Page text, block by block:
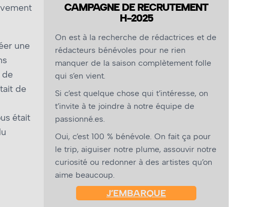
une
de
de
était
CAMPAGNE DE RECRUTEMENT
H-2025
On est à la recherche de rédactrices et de
rédacteurs bénévoles pour ne rien
manquer de la saison complètement folle
qui s’en vient.
Si c’est quelque chose qui t’intéresse, on
t’invite à te joindre à notre équipe de
passionné.es.
Oui, c’est 100 % bénévole. On fait ça pour
le trip, aiguiser notre plume, assouvir notre
curiosité ou redonner à des artistes qu’on
aime beaucoup.
J’EMBARQUE